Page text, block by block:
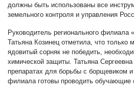
должны быть использованы все
земельного контроля и управления
Руководитель регионального филиала
Татьяна Козинец отметила, что только
ядовитый сорняк не победить,
химической защиты. Татьяна
препаратах для борьбы с борщевиком
филиала готовы проводить обучающие